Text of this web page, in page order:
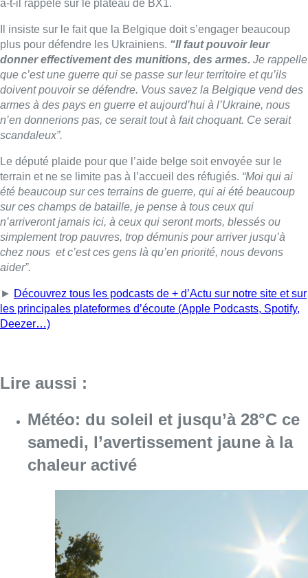
été beaucoup sur ces terrains de guerre, qui ai été beaucoup
sur ces champs de bataille, je pense à tous ceux qui
n’arriveront jamais ici, à ceux qui seront morts, blessés ou
simplement trop pauvres, trop démunis pour arriver jusqu’à
chez nous et c’est ces gens là qu’en priorité, nous devons
aider”.
►Découvrez tous les podcasts de + d’Actu sur notre site et sur
les principales plateformes d’écoute (Apple Podcasts, Spotify,
Deezer…)
Lire aussi :
Météo: du soleil et jusqu’à 28°C ce
samedi, l’avertissement jaune à la
08 août 2026Consulter l'article "Météo: du soleil et
Coups de feu sur fond de “rivalité